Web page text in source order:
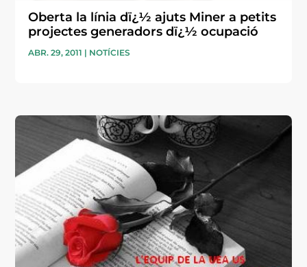
Oberta la línia dï¿½ ajuts Miner a petits
projectes generadors dï¿½ ocupació
ABR. 29, 2011 | NOTÍCIES